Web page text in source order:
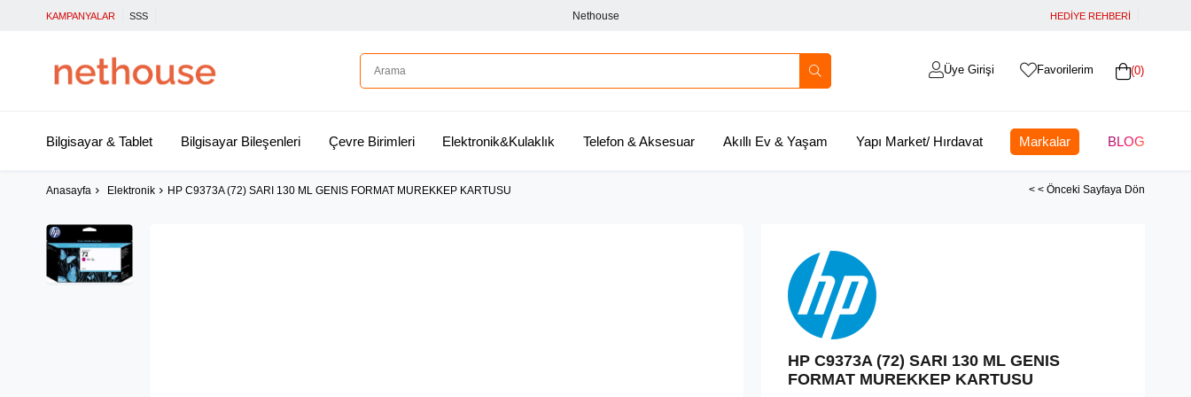
KAMPANYALAR SSS Nethouse HEDİYE REHBERİ
0
Favorilerim
Üye Girişi
Bilgisayar & Tablet Bilgisayar Bileşenleri Çevre Birimleri Elektronik&Kulaklık Telefon & Aksesuar Akıllı Ev & Yaşam Yapı Market/ Hırdavat Markalar BLOG
Anasayfa Elektronik HP C9373A (72) SARI 130 ML GENIS FORMAT MUREKKEP KARTUSU < < Önceki Sayfaya Dön
HP C9373A (72) SARI 130 ML GENIS
FORMAT MUREKKEP KARTUSU